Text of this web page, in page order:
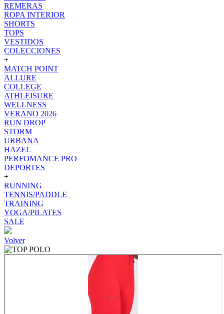
REMERAS
ROPA INTERIOR
SHORTS
TOPS
VESTIDOS
COLECCIONES
+
MATCH POINT
ALLURE
COLLEGE
ATHLEISURE
WELLNESS
VERANO 2026
RUN DROP
STORM
URBANA
HAZEL
PERFOMANCE PRO
DEPORTES
+
RUNNING
TENNIS/PADDLE
TRAINING
YOGA/PILATES
SALE
Volver